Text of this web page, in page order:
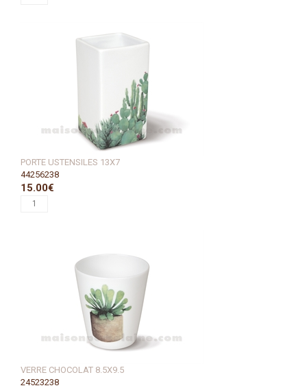
PORTE USTENSILES 13X7
44256238
15.00€
VERRE CHOCOLAT 8.5X9.5
24523238